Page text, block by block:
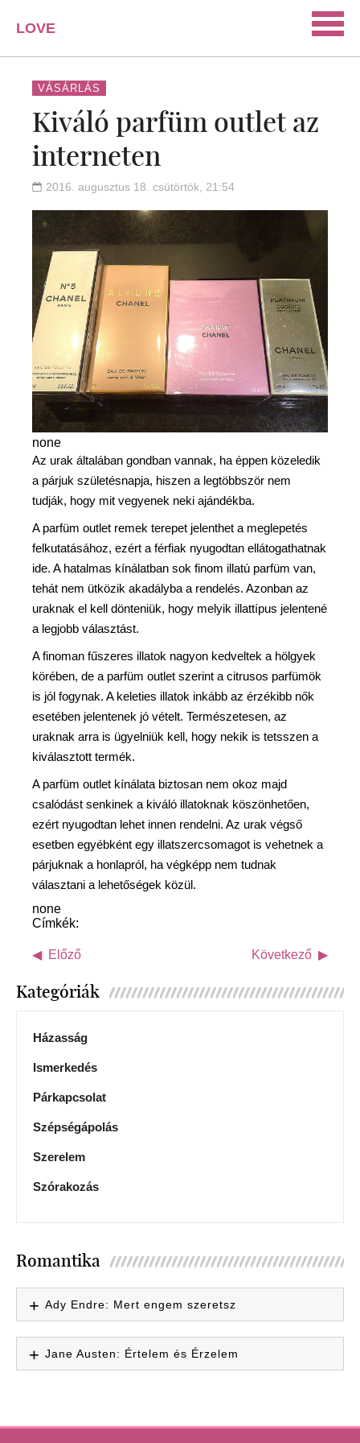
LOVE
PORTAL
SZERELEM
ISMERKEDÉS
PÁRKAPCSOLAT
HÁZASSÁG
KAPCSOLAT
VÁSÁRLÁS
Kiváló parfüm outlet az
interneten
2016. augusztus 18. csütörtök, 21:54
none
Az urak általában gondban vannak, ha éppen közeledik
a párjuk születésnapja, hiszen a legtöbbször nem
tudják, hogy mit vegyenek neki ajándékba.
A parfüm outlet remek terepet jelenthet a meglepetés
felkutatásához, ezért a férfiak nyugodtan ellátogathatnak
ide. A hatalmas kínálatban sok finom illatú parfüm van,
tehát nem ütközik akadályba a rendelés. Azonban az
uraknak el kell dönteniük, hogy melyik illattípus jelentené
a legjobb választást.
A finoman fűszeres illatok nagyon kedveltek a hölgyek
körében, de a parfüm outlet szerint a citrusos parfümök
is jól fogynak. A keleties illatok inkább az érzékibb nők
esetében jelentenek jó vételt. Természetesen, az
uraknak arra is ügyelniük kell, hogy nekik is tetsszen a
kiválasztott termék.
A parfüm outlet kínálata biztosan nem okoz majd
csalódást senkinek a kiváló illatoknak köszönhetően,
ezért nyugodtan lehet innen rendelni. Az urak végső
esetben egyébként egy illatszercsomagot is vehetnek a
párjuknak a honlapról, ha végképp nem tudnak
választani a lehetőségek közül.
none
Címkék:
Előző Következő
Kategóriák
Házasság
Ismerkedés
Párkapcsolat
Szépségápolás
Szerelem
Szórakozás
Romantika
Ady Endre: Mert engem szeretsz
Jane Austen: Értelem és Érzelem